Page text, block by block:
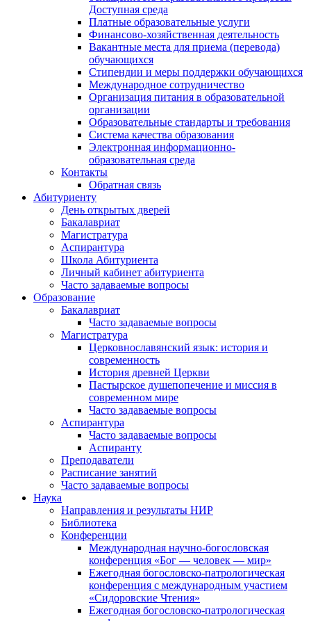
Доступная среда
Платные образовательные услуги
Финансово-хозяйственная деятельность
Вакантные места для приема (перевода)
обучающихся
Стипендии и меры поддержки обучающихся
Международное сотрудничество
Организация питания в образовательной
организации
Образовательные стандарты и требования
Система качества образования
Электронная информационно-
образовательная среда
Контакты
Обратная связь
Абитуриенту
День открытых дверей
Бакалавриат
Магистратура
Аспирантура
Школа Абитуриента
Личный кабинет абитуриента
Часто задаваемые вопросы
Образование
Бакалавриат
Часто задаваемые вопросы
Магистратура
Церковнославянский язык: история и
современность
История древней Церкви
Пастырское душепопечение и миссия в
современном мире
Часто задаваемые вопросы
Аспирантура
Часто задаваемые вопросы
Аспиранту
Преподаватели
Расписание занятий
Часто задаваемые вопросы
Наука
Направления и результаты НИР
Библиотека
Конференции
Международная научно-богословская
конференция «Бог — человек — мир»
Ежегодная богословско-патрологическая
конференция с международным участием
«Сидоровские Чтения»
Ежегодная богословско-патрологическая